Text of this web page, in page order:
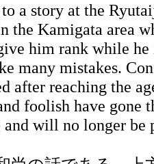
a story at the
the Kamigata area
him rank while
many mistakes.
after reaching the
foolish have gone
and will no longer be